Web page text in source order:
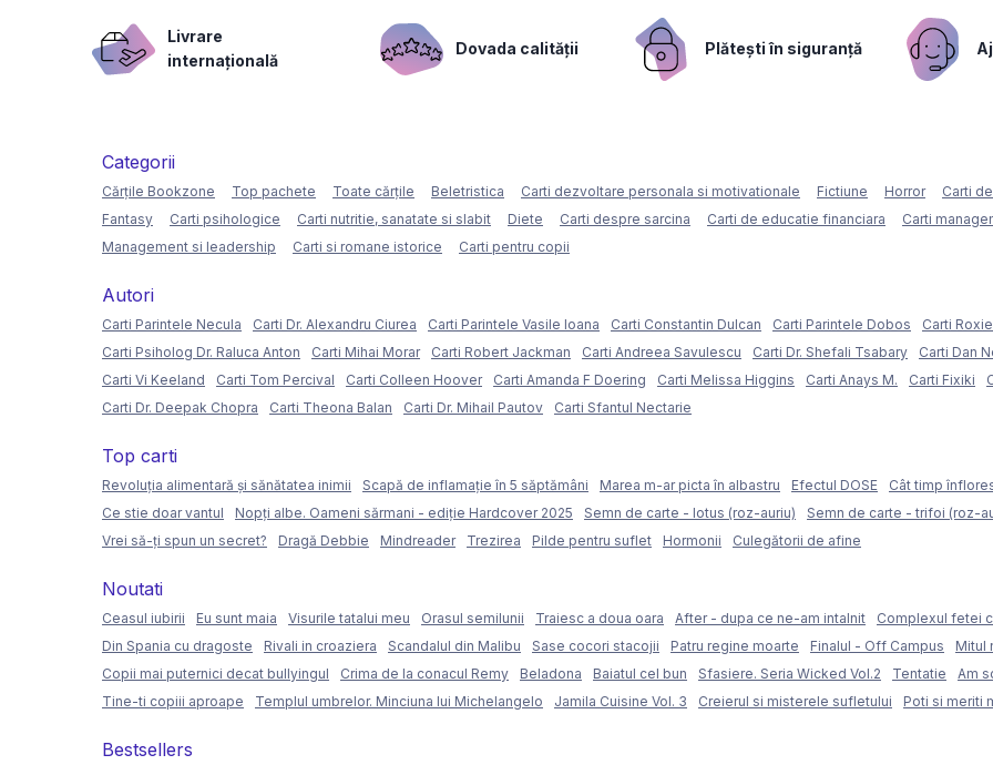
Livrare
internațională
Dovada calității Plătești în siguranță
Categorii
Cărțile Bookzone Top pachete Toate cărțile Beletristica Carti dezvoltare personala si motivationale Fictiune Horror
Carti
Fantasy
Carti psihologice Carti nutritie, sanatate si slabit Diete Carti despre sarcina Carti de educatie financiara
Carti
Management si leadership
Carti si romane istorice Carti pentru copii
Autori
Carti Parintele Necula Carti Dr. Alexandru Ciurea Carti Parintele Vasile Ioana Carti Constantin Dulcan Carti Parintele Dobos
Carti
Carti Psiholog Dr. Raluca Anton
Carti Mihai Morar Carti Robert Jackman Carti Andreea Savulescu Carti Dr. Shefali Tsabary
Carti Dan
Carti Vi Keeland
Carti Tom Percival Carti Colleen Hoover Carti Amanda F Doering Carti Melissa Higgins Carti Anays M. Carti Fixiki
Carti Dr. Deepak Chopra
Carti Theona Balan Carti Dr. Mihail Pautov Carti Sfantul Nectarie
Top carti
Revoluția alimentară și sănătatea inimii Scapă de inflamație în 5 săptămâni Marea m-ar picta în albastru Efectul DOSE
Cât timp
Ce stie doar vantul
Nopți albe. Oameni sărmani - ediție Hardcover 2025 Semn de carte - lotus (roz-auriu)
Semn de carte - trifoi (roz-
Vrei să-ți spun un secret?
Dragă Debbie Mindreader Trezirea Pilde pentru suflet Hormonii Culegătorii de afine
Noutati
Ceasul iubirii Eu sunt maia Visurile tatalui meu Orasul semilunii Traiesc a doua oara After - dupa ce ne-am intalnit
Complexul fetei
Din Spania cu dragoste
Rivali in croaziera Scandalul din Malibu Sase cocori stacojii Patru regine moarte Finalul - Off Campus
Mitul
Copii mai puternici decat bullyingul
Crima de la conacul Remy Beladona Baiatul cel bun Sfasiere. Seria Wicked Vol.2 Tentatie
Am
Tine-ti copiii aproape
Templul umbrelor. Minciuna lui Michelangelo Jamila Cuisine Vol. 3 Creierul si misterele sufletului Poti si meriti
Bestsellers